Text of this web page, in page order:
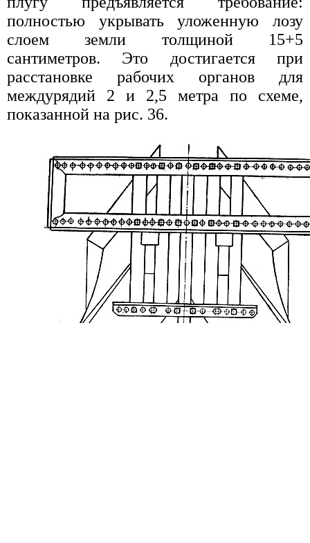
полностью укрывать уложенную лозу
слоем земли толщиной 15+5
сантиметров. Это достигается при
расстановке рабочих органов для
междурядий 2 и 2,5 метра по схеме,
показанной на рис. 36.